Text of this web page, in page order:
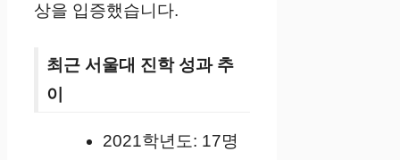
상을 입증했습니다.
최근 서울대 진학 성과 추
이
2021학년도: 17명